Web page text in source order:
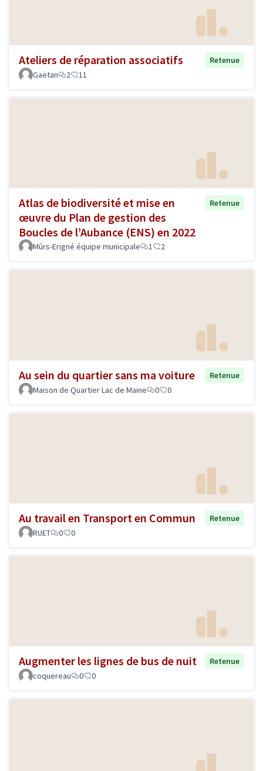
Ateliers de réparation associatifs
Retenue
Gaëtan
2 11
Atlas de biodiversité et mise en
œuvre du Plan de gestion des
Boucles de l’Aubance (ENS) en 2022
Retenue
Mûrs-Erigné équipe municipale 1 2
Au sein du quartier sans ma voiture
Retenue
Maison de Quartier Lac de Maine
0 0
Au travail en Transport en Commun
Retenue
RUET
0 0
Augmenter les lignes de bus de nuit
Retenue
coquereau
0 0